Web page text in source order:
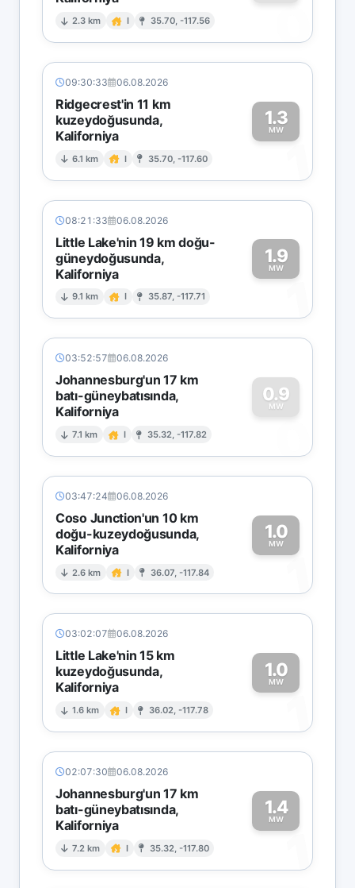
2.3 km I 35.70, -117.56 0
09:30:33 06.08.2026
Ridgecrest'in 11 km
kuzeydoğusunda,
Kaliforniya
6.1 km I 35.70, -117.60
1.3
MW
1
08:21:33 06.08.2026
Little Lake'nin 19 km doğu-
güneydoğusunda,
Kaliforniya
9.1 km I 35.87, -117.71
1.9
MW
1
03:52:57 06.08.2026
Johannesburg'un 17 km
batı-güneybatısında,
Kaliforniya
7.1 km I 35.32, -117.82
0.9
MW
0
03:47:24 06.08.2026
Coso Junction'un 10 km
doğu-kuzeydoğusunda,
Kaliforniya
2.6 km I 36.07, -117.84
1.0
MW
1
03:02:07 06.08.2026
Little Lake'nin 15 km
kuzeydoğusunda,
Kaliforniya
1.6 km I 36.02, -117.78
1.0
MW
1
02:07:30 06.08.2026
Johannesburg'un 17 km
batı-güneybatısında,
Kaliforniya
7.2 km I 35.32, -117.80
1.4
MW
1